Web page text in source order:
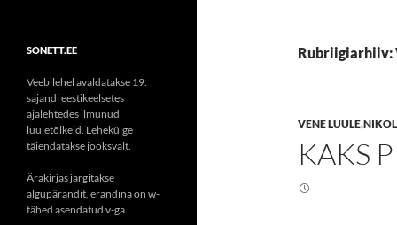
Rubriigiarhiiv:
VENE LUULE,
KAKS
SONETT.EE
Veebilehel avaldatakse 19.
sajandi eestikeelsetes
ajalehtedes ilmunud
luuletõlkeid. Lehekülge
täiendatakse jooksvalt.
Ärakirjas järgitakse
algupärandit, erandina on w-
tähed asendatud v-ga.